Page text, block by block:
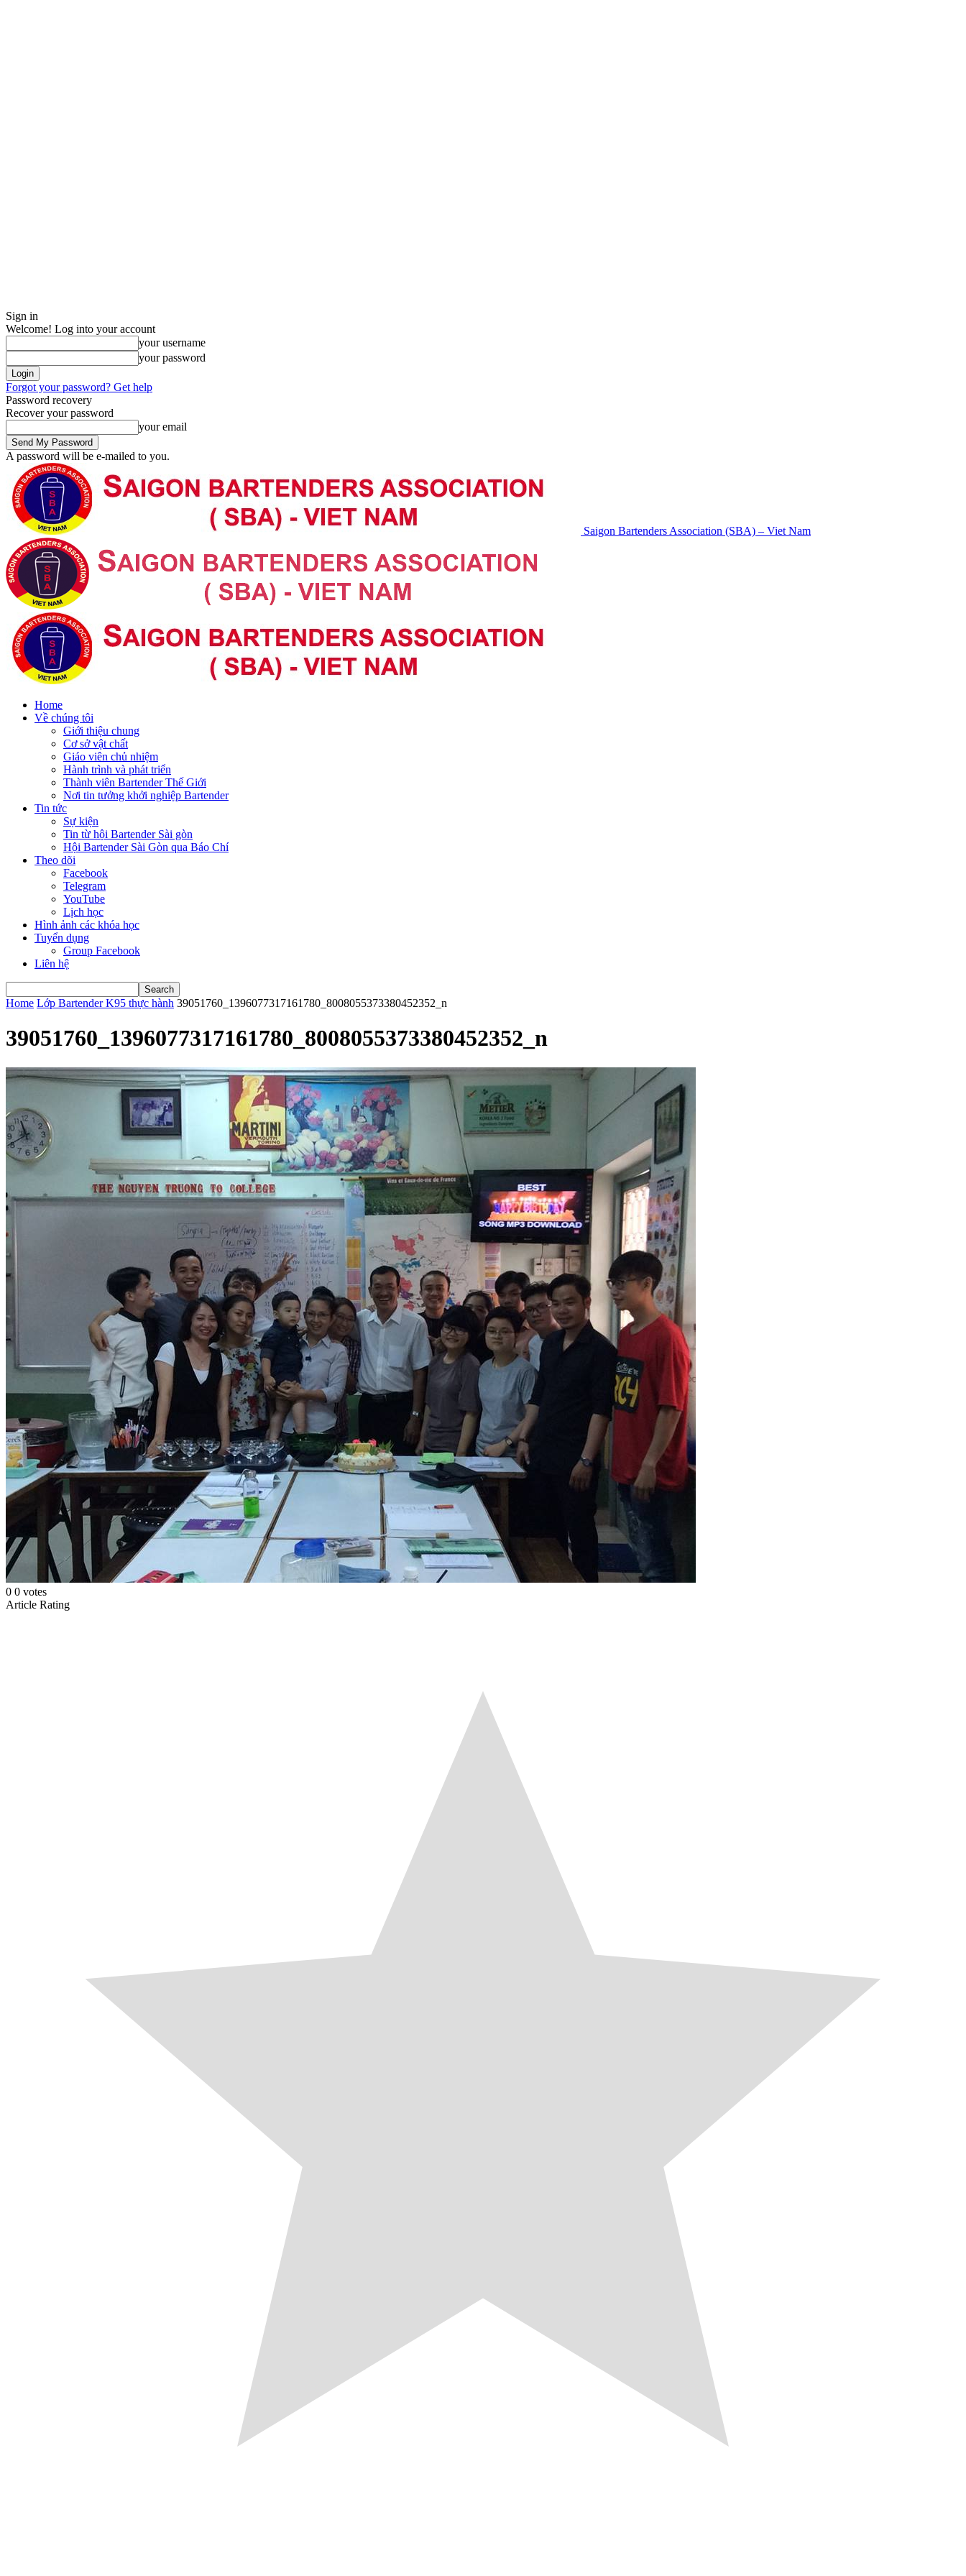
Sign in
Welcome! Log into your account
your username
your password
Forgot your password? Get help
Password recovery
Recover your password
your email
A password will be e-mailed to you.
Saigon Bartenders Association (SBA) – Viet Nam
Home
Về chúng tôi
Giới thiệu chung
Cơ sở vật chất
Giáo viên chủ nhiệm
Hành trình và phát triển
Thành viên Bartender Thế Giới
Nơi tin tưởng khởi nghiệp Bartender
Tin tức
Sự kiện
Tin từ hội Bartender Sài gòn
Hội Bartender Sài Gòn qua Báo Chí
Theo dõi
Facebook
Telegram
YouTube
Lịch học
Hình ảnh các khóa học
Tuyển dụng
Group Facebook
Liên hệ
Home Lớp Bartender K95 thực hành 39051760_1396077317161780_8008055373380452352_n
39051760_1396077317161780_8008055373380452352_n
0 0 votes
Article Rating